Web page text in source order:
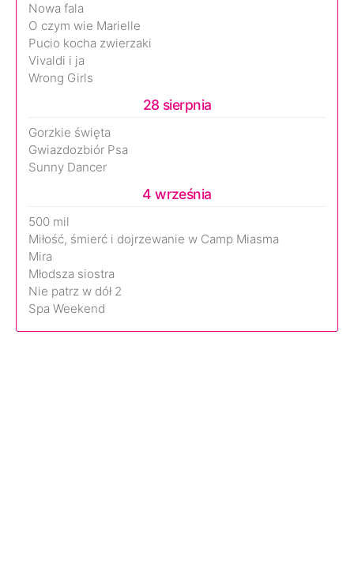
Nowa fala
O czym wie Marielle
Pucio kocha zwierzaki
Vivaldi i ja
Wrong Girls
28 sierpnia
Gorzkie święta
Gwiazdozbiór Psa
Sunny Dancer
4 września
500 mil
Miłość, śmierć i dojrzewanie w Camp Miasma
Mira
Młodsza siostra
Nie patrz w dół 2
Spa Weekend